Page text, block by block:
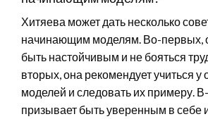
Хитяева может дать несколько
начинающим моделям. Во-первых,
быть настойчивым и не бояться
вторых, она рекомендует учиться
моделей и следовать их примеру.
призывает быть уверенным в себе